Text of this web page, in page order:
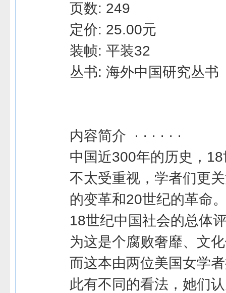
页数: 249
定价: 25.00元
装帧: 平装32
丛书: 海外中国研究丛书
内容简介 · · · · · ·
中国近300年的历史，
不太受重视，学者们更
的变革和20世纪的革命
18世纪中国社会的总体
为这是个腐败奢靡、文
而这本由两位美国女学
此有不同的看法，她们